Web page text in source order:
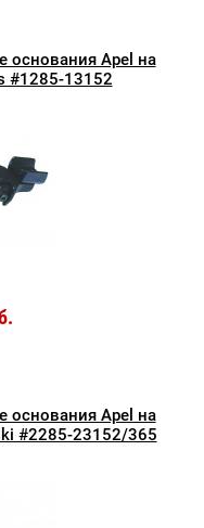
основания Apel на
#1285-13152
основания Apel на
#2285-23152/365